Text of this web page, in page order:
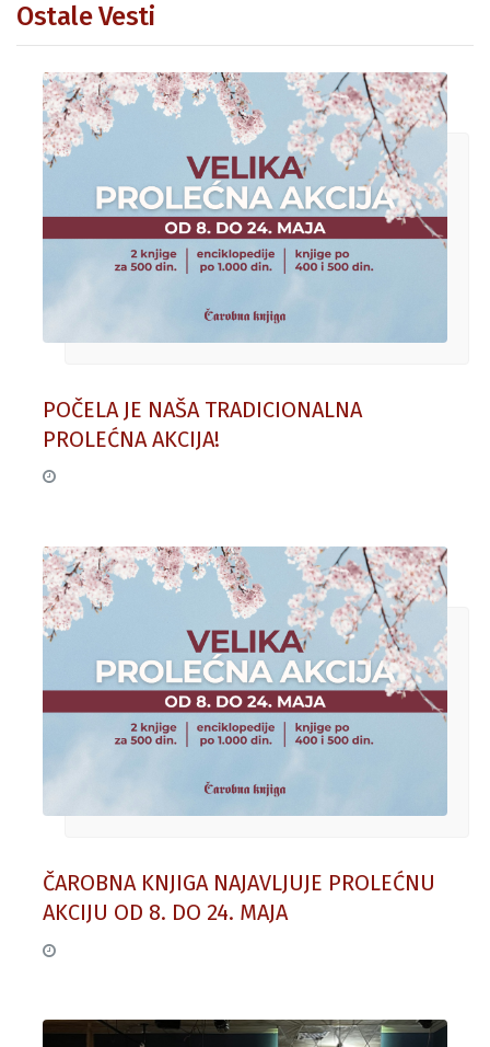
Ostale Vesti
POČELA JE NAŠA TRADICIONALNA
PROLEĆNA AKCIJA!
ČAROBNA KNJIGA NAJAVLJUJE PROLEĆNU
AKCIJU OD 8. DO 24. MAJA